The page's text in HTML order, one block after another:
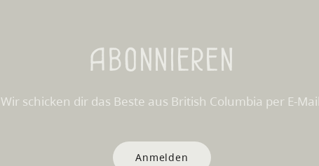
Abonnieren
Wir schicken dir das Beste aus British Columbia per E-
Anmelden